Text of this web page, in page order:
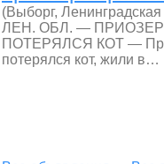
(Выборг, Ленинградская
ЛЕН. ОБЛ. —
ПОТЕРЯЛСЯ КОТ —
потерялся кот, жили в…